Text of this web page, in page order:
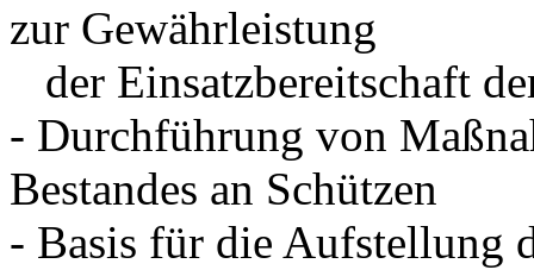
zur Gewährleistung
der Einsatzbereitschaft
- Durchführung von
Bestandes an Schützen
- Basis für die Aufstellung